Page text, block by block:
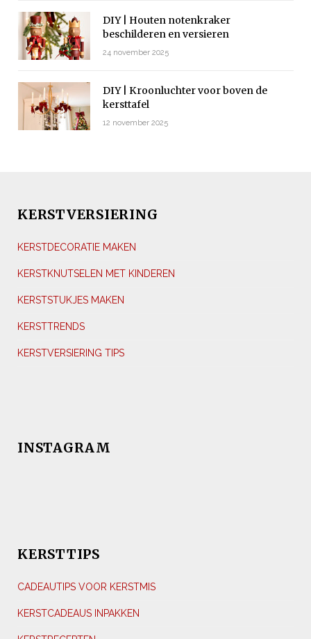
DIY | Houten notenkraker
beschilderen en versieren
24 november 2025
DIY | Kroonluchter voor boven de
kersttafel
12 november 2025
KERSTVERSIERING
KERSTDECORATIE MAKEN
KERSTKNUTSELEN MET KINDEREN
KERSTSTUKJES MAKEN
KERSTTRENDS
KERSTVERSIERING TIPS
INSTAGRAM
KERSTTIPS
CADEAUTIPS VOOR KERSTMIS
KERSTCADEAUS INPAKKEN